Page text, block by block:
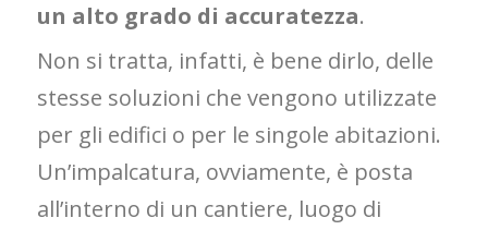
un alto grado di accuratezza.
Non si tratta, infatti, è bene dirlo, delle
stesse soluzioni che vengono utilizzate
per gli edifici o per le singole abitazioni.
Un’impalcatura, ovviamente, è posta
all’interno di un cantiere, luogo di